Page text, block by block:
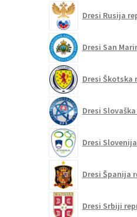
Dresi Rusija
Dresi San
Dresi Škotska
Dresi
Dresi
Dresi Španija
Dresi Srbiji